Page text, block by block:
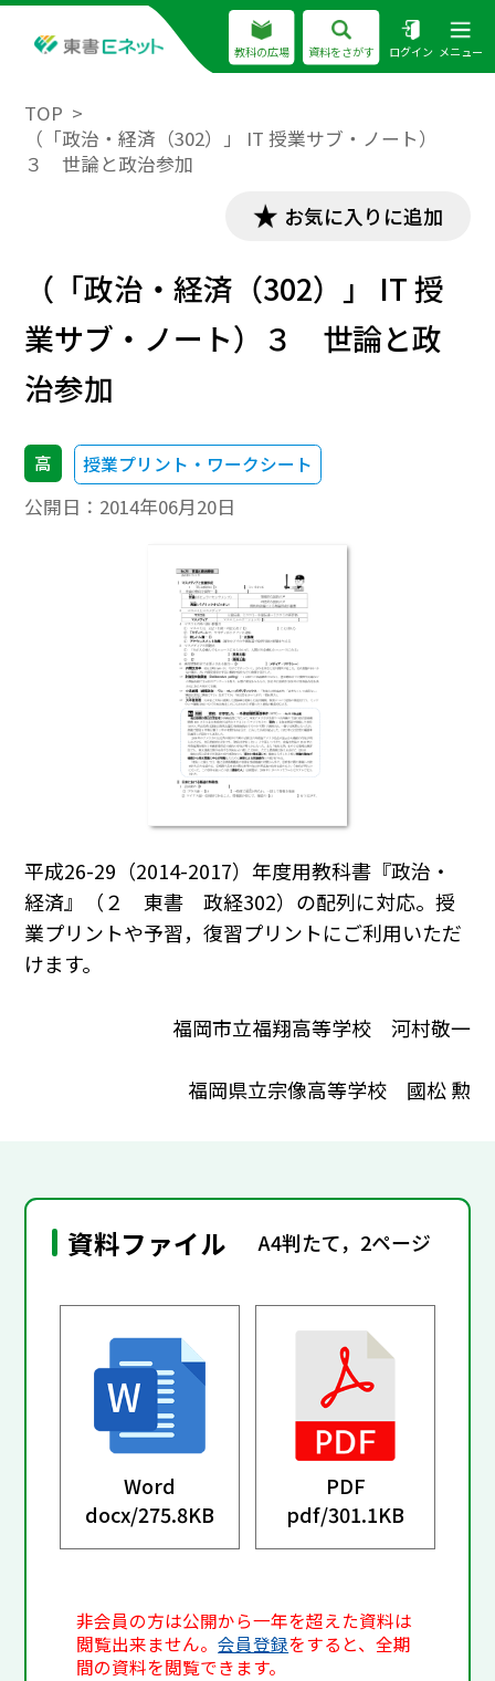
教科の広場 資料をさがす ログイン メニュー
TOP
（「政治・経済（302）」 IT 授業サブ・ノート）
３ 世論と政治参加
お気に入りに追加
（「政治・経済（302）」 IT 授
業サブ・ノート）３ 世論と政
治参加
高 授業プリント・ワークシート
公開日： 2014年06月20日
平成26-29（2014-2017）年度用教科書『政治・
経済』（２ 東書 政経302）の配列に対応。授
業プリントや予習，復習プリントにご利用いただ
けます。
福岡市立福翔高等学校 河村敬一
福岡県立宗像高等学校 國松 勲
資料ファイル A4判たて，2ページ
Word
docx/275.8KB
PDF
pdf/301.1KB
非会員の方は公開から一年を超えた資料は
閲覧出来ません。会員登録をすると、全期
間の資料を閲覧できます。